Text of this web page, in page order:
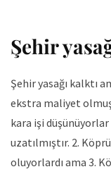
Şehir
Şehir yasağı kalktı
ekstra maliyet
kara işi
uzatılmıştır. 2.
oluyorlardı ama 3.